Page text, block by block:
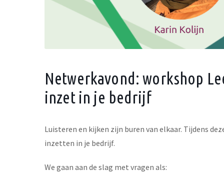
Netwerkavond: workshop
inzet in je bedrijf
Luisteren en kijken zijn buren van elkaar. Tijdens
inzetten in je bedrijf.
We gaan aan de slag met vragen als: